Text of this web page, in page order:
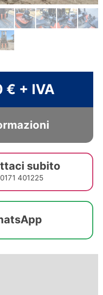
€ + IVA
subito
401225